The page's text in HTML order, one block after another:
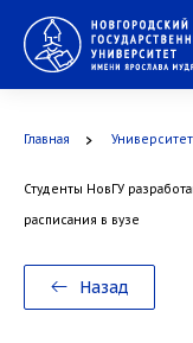
Главная Университет
Студенты НовГУ
расписания в вузе
Назад